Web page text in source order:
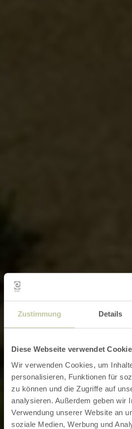
Zustimmung Details
Diese Webseite verwendet
Wir verwenden Cookies, um
personalisieren, Funktionen für
zu können und die Zugriffe auf
analysieren. Außerdem geben wir
Verwendung unserer Website an
soziale Medien, Werbung und